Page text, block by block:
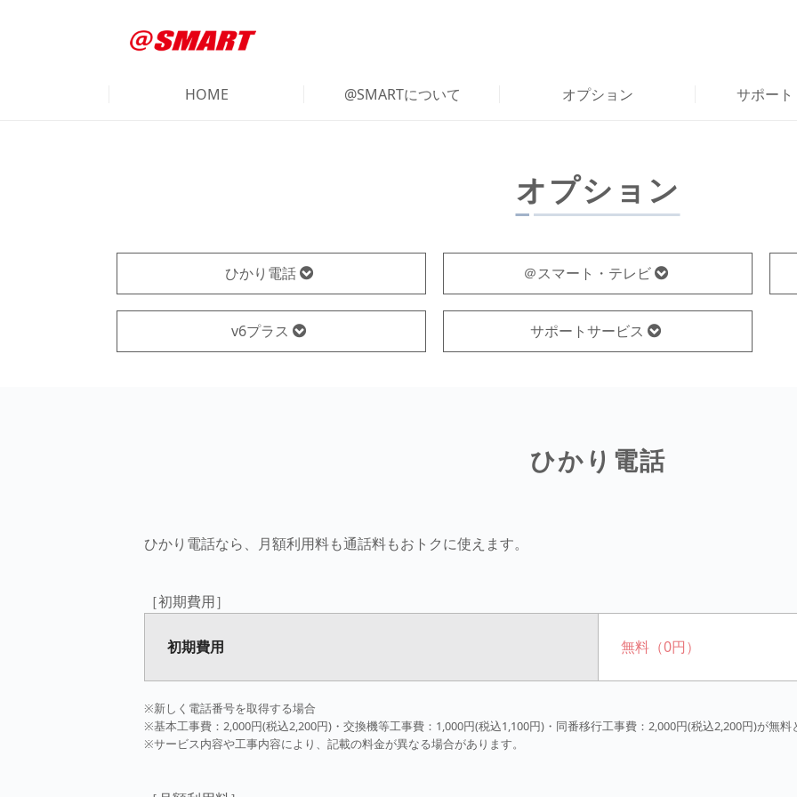
HOME @SMARTについて オプション サポー
オプション
ひかり電話 ＠スマート・テレビ
v6プラス サポートサービス
ひかり電話
ひかり電話なら、月額利用料も通話料もおトクに使えます。
［初期費用］
初期費用 無料（0円）
※新しく電話番号を取得する場合
※基本工事費：2,000円(税込2,200円)・交換機等工事費：1,000円(税込1,100円)・同番移行工事費：2,000円(税込2,200円)が無料
※サービス内容や工事内容により、記載の料金が異なる場合があります。